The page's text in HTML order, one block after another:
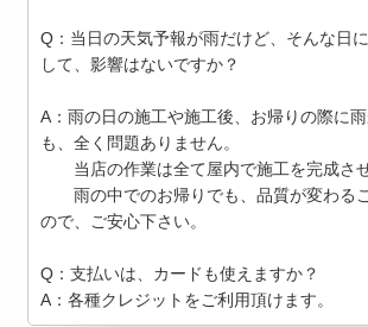
Q：当日の天気予報が雨だけど、そんな日
して、影響はないですか？
A：雨の日の施工や施工後、お帰りの際に
も、全く問題ありません。
当店の作業は全て屋内で施工を完成させ
雨の中でのお帰りでも、品質が変わる
ので、ご安心下さい。
Q：支払いは、カードも使えますか？
A：各種クレジットをご利用頂けます。